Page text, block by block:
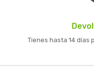
Tienes hasta 14 días